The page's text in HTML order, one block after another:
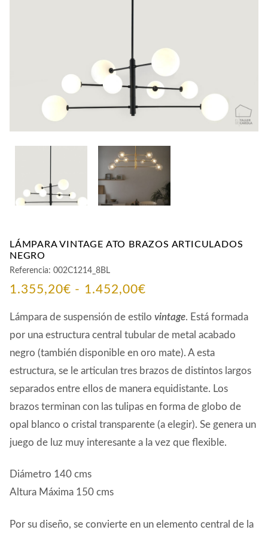
LÁMPARA VINTAGE ATO BRAZOS ARTICULADOS
NEGRO
Referencia: 002C1214_8BL
1.355,20€ - 1.452,00€Rango
de
precios:
desde
1.355,20€
hasta
1.452,00€
Lámpara de suspensión de estilo vintage. Está formada
por una estructura central tubular de metal acabado
negro (también disponible en oro mate). A esta
estructura, se le articulan tres brazos de distintos largos
separados entre ellos de manera equidistante. Los
brazos terminan con las tulipas en forma de globo de
opal blanco o cristal transparente (a elegir). Se genera un
juego de luz muy interesante a la vez que flexible.
Diámetro 140 cms
Altura Máxima 150 cms
Por su diseño, se convierte en un elemento central de la